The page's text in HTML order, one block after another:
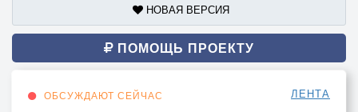
НОВАЯ ВЕРСИЯ
ПОМОЩЬ ПРОЕКТУ
ОБСУЖДАЮТ СЕЙЧАС ЛЕНТА